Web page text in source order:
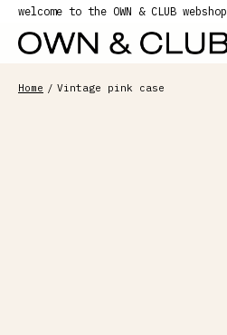
welcome to the OWN & CLUB webshop
Home / Vintage pink case